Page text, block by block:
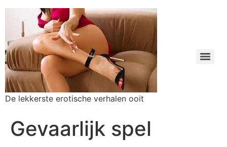
De lekkerste erotische verhalen ooit
Gevaarlijk spel